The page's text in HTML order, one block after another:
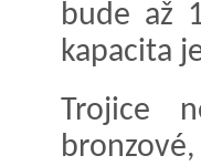
bude až
kapacita
Trojice